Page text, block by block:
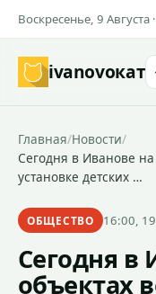
Воскресенье, 9 Августа
ivanovoкат
Главная/Новости/
Сегодня в Иванове
установке детских …
ОБЩЕСТВО 16:00,
Сегодня в
объектах